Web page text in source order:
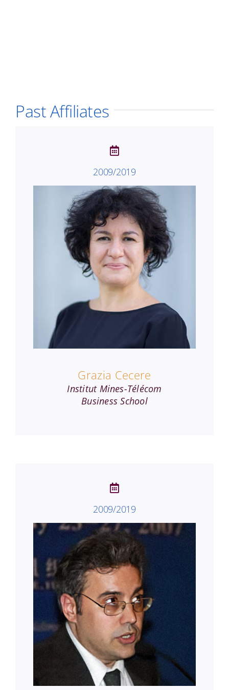
Past Affiliates
2009/2019
Grazia Cecere
Institut Mines-Télécom
Business School
2009/2019